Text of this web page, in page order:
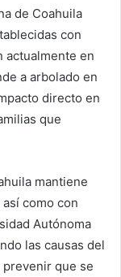
de Coahuila
con
actualmente en
a arbolado en
directo en
que
mantiene
como con
Autónoma
las causas del
que se